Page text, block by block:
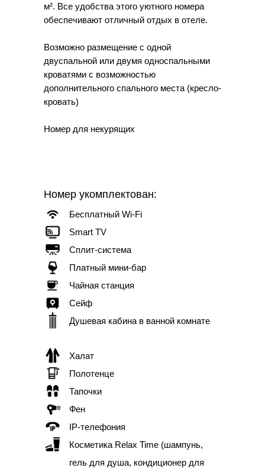
м². Все удобства этого уютного номера
обеспечивают отличный отдых в отеле.
Возможно размещение с одной
двуспальной или двумя односпальными
кроватями с возможностью
дополнительного спального места (кресло-
кровать)
Номер для некурящих
Номер укомплектован:
Бесплатный Wi-Fi
Smart TV
Сплит-система
Платный мини-бар
Чайная станция
Сейф
Душевая кабина в ванной комнате
Халат
Полотенце
Тапочки
Фен
IP-телефония
Косметика Relax Time (шампунь,
гель для душа, кондиционер для